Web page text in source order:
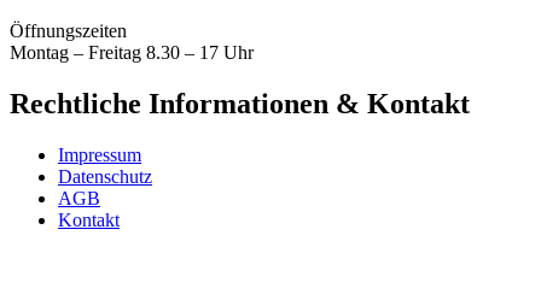
Öffnungszeiten
Montag – Freitag 8.30 – 17 Uhr
Rechtliche Informationen & Kontakt
Impressum
Datenschutz
AGB
Kontakt